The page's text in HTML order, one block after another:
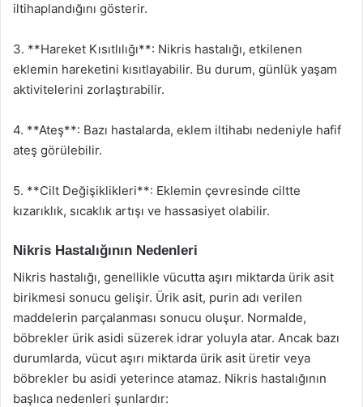
iltihaplandığını gösterir.
3. **Hareket Kısıtlılığı**: Nikris hastalığı, etkilenen
eklemin hareketini kısıtlayabilir. Bu durum, günlük yaşam
aktivitelerini zorlaştırabilir.
4. **Ateş**: Bazı hastalarda, eklem iltihabı nedeniyle hafif
ateş görülebilir.
5. **Cilt Değişiklikleri**: Eklemin çevresinde ciltte
kızarıklık, sıcaklık artışı ve hassasiyet olabilir.
Nikris Hastalığının Nedenleri
Nikris hastalığı, genellikle vücutta aşırı miktarda ürik asit
birikmesi sonucu gelişir. Ürik asit, purin adı verilen
maddelerin parçalanması sonucu oluşur. Normalde,
böbrekler ürik asidi süzerek idrar yoluyla atar. Ancak bazı
durumlarda, vücut aşırı miktarda ürik asit üretir veya
böbrekler bu asidi yeterince atamaz. Nikris hastalığının
başlıca nedenleri şunlardır: